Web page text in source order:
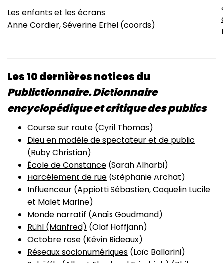
Les enfants et les écrans
Anne Cordier, Séverine Erhel (coords)
Les 10 dernières notices du
Publictionnaire. Dictionnaire
encyclopédique et critique des publics
Course sur route (Cyril Thomas)
Dieu en modèle de spectateur et de public
(Ruby Christian)
École de Constance (Sarah Alharbi)
Harcèlement de rue (Stéphanie Archat)
Influenceur (Appiotti Sébastien, Coquelin Lucile
et Malet Marine)
Monde narratif (Anaïs Goudmand)
Rühl (Manfred) (Olaf Hoffjann)
Octobre rose (Kévin Bideaux)
Réseaux socionumériques (Loïc Ballarini)